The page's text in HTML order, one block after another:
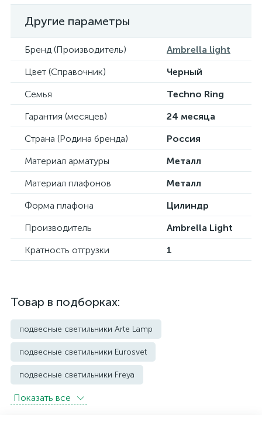
Другие параметры
Бренд (Производитель)
Ambrella light
Цвет (Справочник)
Черный
Семья
Techno Ring
Гарантия (месяцев)
24 месяца
Страна (Родина бренда)
Россия
Материал арматуры
Металл
Материал плафонов
Металл
Форма плафона
Цилиндр
Производитель
Ambrella Light
Кратность отгрузки
1
Товар в подборках:
подвесные светильники Arte Lamp
подвесные светильники Eurosvet
подвесные светильники Freya
подвесные светильники Imperium Loft
Показать всe